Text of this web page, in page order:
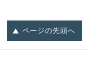
ページの先頭へ